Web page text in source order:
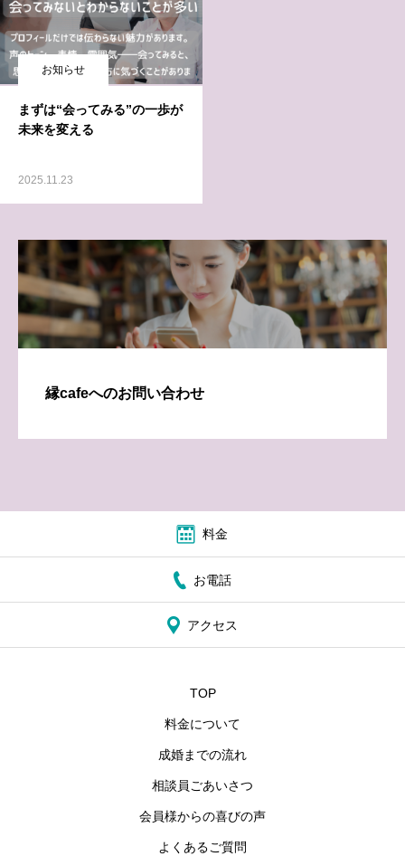
お知らせ
まずは“会ってみる”の一歩が
未来を変える
2025.11.23
縁cafeへのお問い合わせ
料金
お電話
アクセス
TOP
料金について
成婚までの流れ
相談員ごあいさつ
会員様からの喜びの声
よくあるご質問